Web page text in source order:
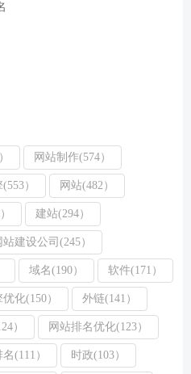
网站制作(574）
） 网站(482）
建站(294）
站建设公司(245）
域名(190） 软件(171）
化(150） 外链(141）
） 网站排名优化(123）
(111） 时政(103）